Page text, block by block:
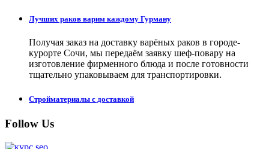
Лучших раков варим каждому Гурману
Получая заказ на доставку варёных раков в городе-
курорте Сочи, мы передаём заявку шеф-повару на
изготовление фирменного блюда и после готовности
тщательно упаковываем для транспортировки.
Стройматериалы с доставкой
Follow Us